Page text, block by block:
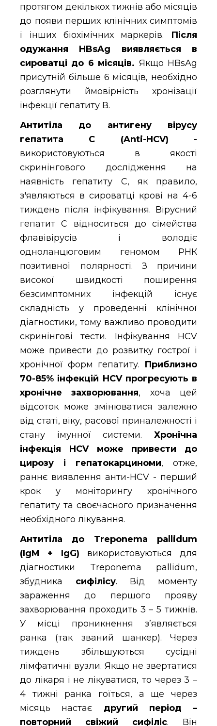
протягом декількох тижнів або місяців
до появи перших клінічних симптомів
і інших біохімічних маркерів. Після
одужання HBsAg виявляється в
сироватці до 6 місяців. Якщо HBsAg
присутній більше 6 місяців, необхідно
розглянути ймовірність хронізації
інфекції гепатиту В.
Антитіла до антигену вірусу
гепатита С (Anti-HCV) -
використовуються в якості
скринінгового дослідження на
наявність гепатиту С, як правило,
з'являються в сироватці крові на 4-6
тиждень після інфікування. Вірусний
гепатит С відноситься до сімейства
флавівірусів і володіє
одноланцюговим геномом РНК
позитивної полярності. З причини
високої швидкості поширення
безсимптомних інфекцій існує
складність у проведенні клінічної
діагностики, тому важливо проводити
скринінгові тести. Інфікування HCV
може привести до розвитку гострої і
хронічної форм гепатиту. Приблизно
70-85% інфекцій HCV прогресують в
хронічне захворювання, хоча цей
відсоток може змінюватися залежно
від статі, віку, расової приналежності і
стану імунної системи. Хронічна
інфекція HCV може привести до
цирозу і гепатокарциноми, отже,
раннє виявлення анти-HCV - перший
крок у моніторингу хронічного
гепатиту та своєчасного призначення
необхідного лікування.
Антитіла до Treponema pallidum
(IgM + IgG) використовуються для
діагностики Treponema pallidum,
збудника сифілісу. Від моменту
зараження до першого прояву
захворювання проходить 3 – 5 тижнів.
У місці проникнення з’являється
ранка (так званий шанкер). Через
тиждень збільшуються сусідні
лімфатичні вузли. Якщо не звертатися
до лікаря і не лікуватися, то через 3 –
4 тижні ранка гоїться, а ще через
місяць настає другий період –
повторний свіжий сифіліс. Він